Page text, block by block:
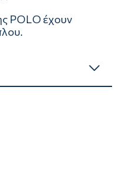
POLO έχουν